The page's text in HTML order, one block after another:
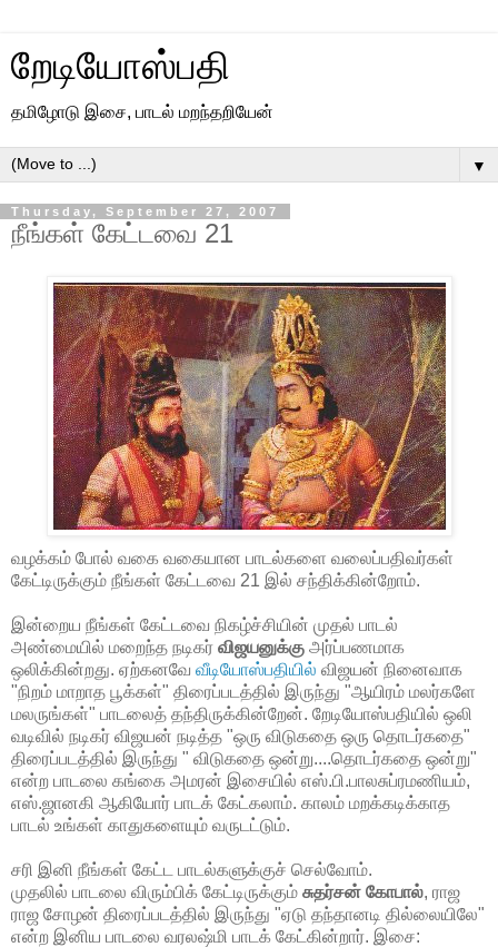
றேடியோஸ்பதி
தமிழோடு இசை, பாடல் மறந்தறியேன்
▼
Thursday, September 27, 2007
நீங்கள் கேட்டவை 21
வழக்கம் போல் வகை வகையான பாடல்களை வலைப்பதிவர்கள்
கேட்டிருக்கும் நீங்கள் கேட்டவை 21 இல் சந்திக்கின்றோம்.
இன்றைய நீங்கள் கேட்டவை நிகழ்ச்சியின் முதல் பாடல்
அண்மையில் மறைந்த நடிகர் விஜயனுக்கு அர்ப்பணமாக
ஒலிக்கின்றது. ஏற்கனவே வீடியோஸ்பதியில் விஜயன் நினைவாக
"நிறம் மாறாத பூக்கள்" திரைப்படத்தில் இருந்து "ஆயிரம் மலர்களே
மலருங்கள்" பாடலைத் தந்திருக்கின்றேன். றேடியோஸ்பதியில் ஒலி
வடிவில் நடிகர் விஜயன் நடித்த "ஒரு விடுகதை ஒரு தொடர்கதை"
திரைப்படத்தில் இருந்து " விடுகதை ஒன்று....தொடர்கதை ஒன்று"
என்ற பாடலை கங்கை அமரன் இசையில் எஸ்.பி.பாலசுப்ரமணியம்,
எஸ்.ஜானகி ஆகியோர் பாடக் கேட்கலாம். காலம் மறக்கடிக்காத
பாடல் உங்கள் காதுகளையும் வருடட்டும்.
சரி இனி நீங்கள் கேட்ட பாடல்களுக்குச் செல்வோம்.
முதலில் பாடலை விரும்பிக் கேட்டிருக்கும் சுதர்சன் கோபால், ராஜ
ராஜ சோழன் திரைப்படத்தில் இருந்து "ஏடு தந்தானடி தில்லையிலே"
என்ற இனிய பாடலை வரலஷ்மி பாடக் கேட்கின்றார். இசை: